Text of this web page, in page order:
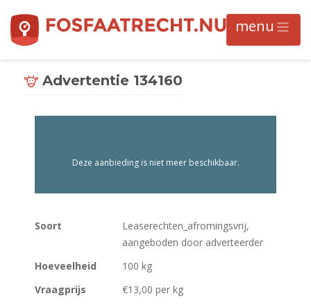
Advertentie 134160
Soort
Leaserechten_afromingsvrij,
aangeboden door adverteerder
Hoeveelheid
100 kg
Vraagprijs
€13,00 per kg
Deze aanbieding is niet meer beschikbaar.